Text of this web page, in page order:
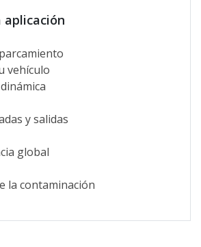
aplicación
vehículo
y salidas
global
la contaminación